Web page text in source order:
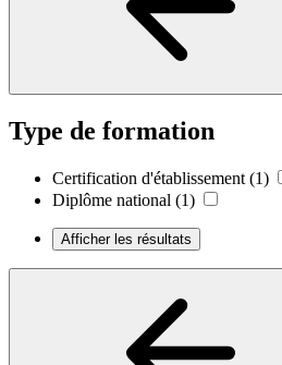
Type de formation
Certification d'établissement (1)
Diplôme national (1)
Afficher les résultats